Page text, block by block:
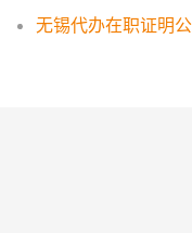
无锡代办在职证明